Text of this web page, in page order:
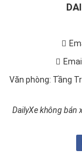
Văn phòng: Tầng
DailyXe không bán